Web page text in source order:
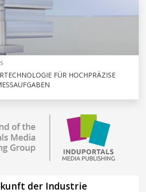
FÜR HOCHPRÄZISE
der Industrie